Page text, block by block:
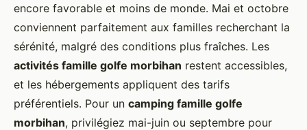
encore favorable et moins de monde. Mai et octobre
conviennent parfaitement aux familles recherchant la
sérénité, malgré des conditions plus fraîches. Les
activités famille golfe morbihan restent accessibles,
et les hébergements appliquent des tarifs
préférentiels. Pour un camping famille golfe
morbihan, privilégiez mai-juin ou septembre pour